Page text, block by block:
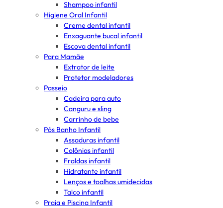
Shampoo infantil
Higiene Oral Infantil
Creme dental infantil
Enxaguante bucal infantil
Escova dental infantil
Para Mamãe
Extrator de leite
Protetor modeladores
Passeio
Cadeira para auto
Canguru e sling
Carrinho de bebe
Pós Banho Infantil
Assaduras infantil
Colônias infantil
Fraldas infantil
Hidratante infantil
Lenços e toalhas umidecidas
Talco infantil
Praia e Piscina Infantil